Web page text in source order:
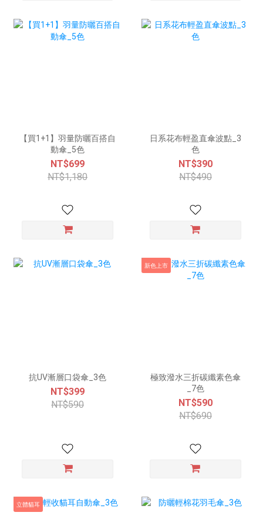
【買1+1】羽量防曬百搭自
動傘_5色
NT$699
NT$1,180
日系花布輕盈直傘波點_3
色
NT$390
NT$490
抗UV漸層口袋傘_3色
NT$399
NT$590
新色上市
極致潑水三折碳纖素色傘
_7色
NT$590
NT$690
立體貓耳